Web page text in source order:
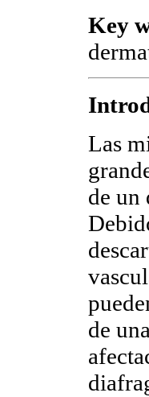
Key
Las
de un
de